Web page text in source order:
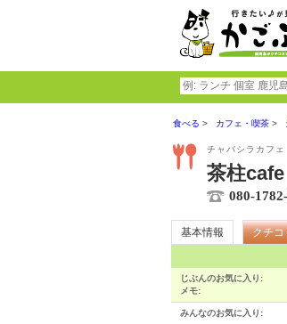
食べる カフェ・喫茶
チャバシラカフェ
茶柱cafe
080-
基本情報 クチコ
じぶんのお気に入り:
メモ:
みんなのお気に入り: